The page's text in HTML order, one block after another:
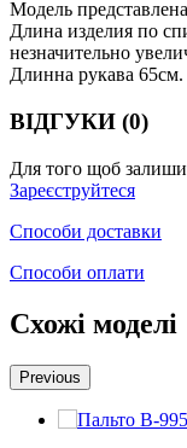
Модель
Длина изделия по
незначительно
Длинна рукава 65см.
ВІДГУКИ (0)
Для того щоб
Зареєструйтеся
Способи доставки
Способи оплати
Схожі моделі
Previous